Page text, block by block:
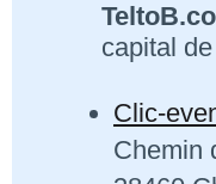
capital
Clic-
Chemin